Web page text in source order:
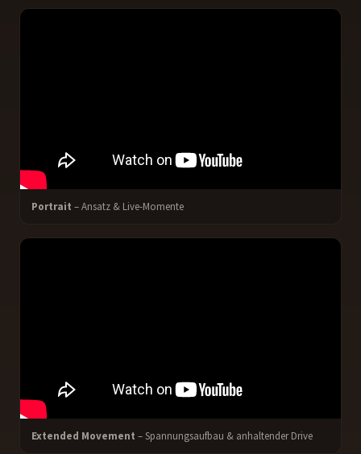
Portrait – Ansatz & Live-Momente
Extended Movement – Spannungsaufbau & anhaltender Drive